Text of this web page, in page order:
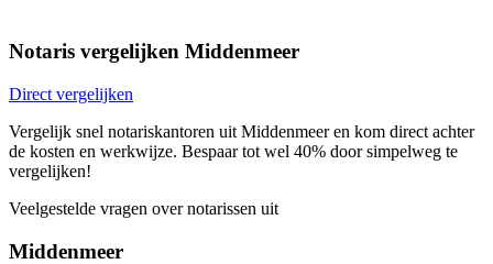
Notaris vergelijken Middenmeer
Direct vergelijken
Vergelijk snel notariskantoren uit Middenmeer en kom direct achter
de kosten en werkwijze. Bespaar tot wel 40% door simpelweg te
vergelijken!
Veelgestelde vragen over notarissen uit
Middenmeer